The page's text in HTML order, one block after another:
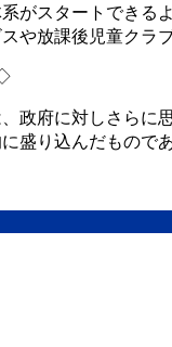
スタートできる
放課後児童クラ
政府に対しさらに
り込んだもので